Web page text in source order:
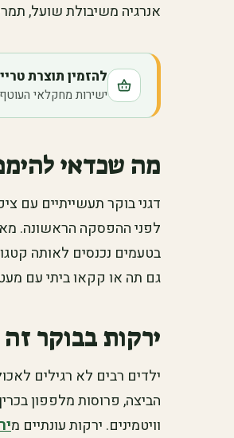
אנרגיה משיבולת שועל,
להזמין תוצרת
ישירות מחקלאי
מה שכדאי
דגני בוקר תעשייתיים עם
לפני ההפסקה הראשונה.
בטעמים נכנסים לאותה
גם תה או קקאו ביתי עם
ירקות בבוקר זה
ילדים רבים לא רגילים
הביצה, פרוסות מלפפון
וויטמינים. ירקות עונתיים מ